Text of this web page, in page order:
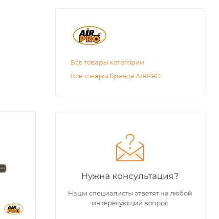
Все товары категории
Все товары бренда AIRPRO
Нужна консультация?
Наши специалисты ответят на любой
интересующий вопрос